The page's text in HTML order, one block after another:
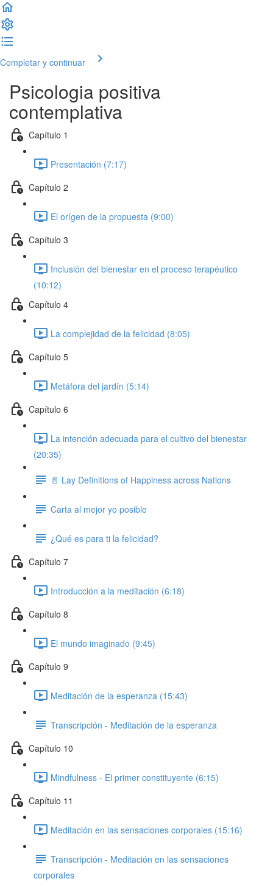
Completar y continuar
Psicologia positiva
contemplativa
Capítulo 1
Presentación (7:17)
Capítulo 2
El orígen de la propuesta (9:00)
Capítulo 3
Inclusión del bienestar en el proceso terapéutico
(10:12)
Capítulo 4
La complejidad de la felicidad (8:05)
Capítulo 5
Metáfora del jardín (5:14)
Capítulo 6
La intención adecuada para el cultivo del bienestar
(20:35)
📄 Lay Definitions of Happiness across Nations
Carta al mejor yo posible
¿Qué es para ti la felicidad?
Capítulo 7
Introducción a la meditación (6:18)
Capítulo 8
El mundo imaginado (9:45)
Capítulo 9
Meditación de la esperanza (15:43)
Transcripción - Meditación de la esperanza
Capítulo 10
Mindfulness - El primer constituyente (6:15)
Capítulo 11
Meditación en las sensaciones corporales (15:16)
Transcripción - Meditación en las sensaciones
corporales